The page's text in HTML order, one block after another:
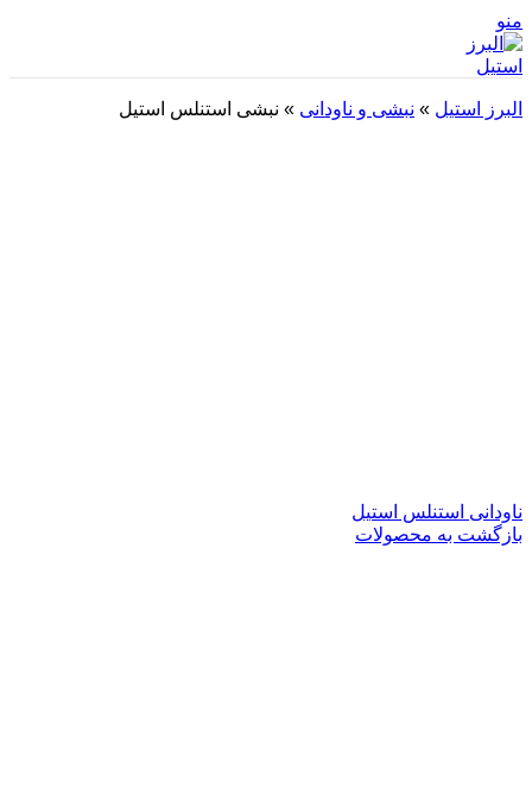
منو
البرز استیل » نبشی و ناودانی » نبشی استنلس استیل
ناودانی استنلس استیل
بازگشت به محصولات